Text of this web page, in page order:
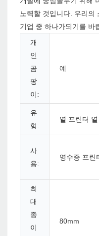
노력할 것입니다. 우리의
기업 중 하나가되기를 바
개
인
곰
팡
이:
예
유
형:
열 프린터
사
용:
영수증 프린
최
대
종
이
80mm